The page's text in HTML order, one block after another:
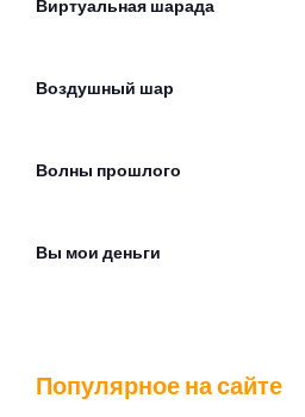
Виртуальная шарада
Воздушный шар
Волны прошлого
Вы мои деньги
Популярное на сайте